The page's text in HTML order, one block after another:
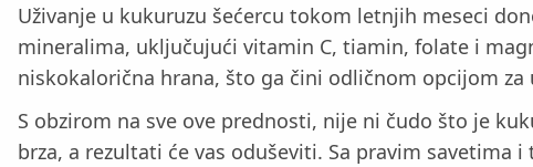
Uživanje u kukuruzu šećercu tokom letnjih meseci
mineralima, uključujući vitamin C, tiamin, folate i
niskokalorična hrana, što ga čini odličnom opcijom za
S obzirom na sve ove prednosti, nije ni čudo što je
brza, a rezultati će vas oduševiti. Sa pravim savetima